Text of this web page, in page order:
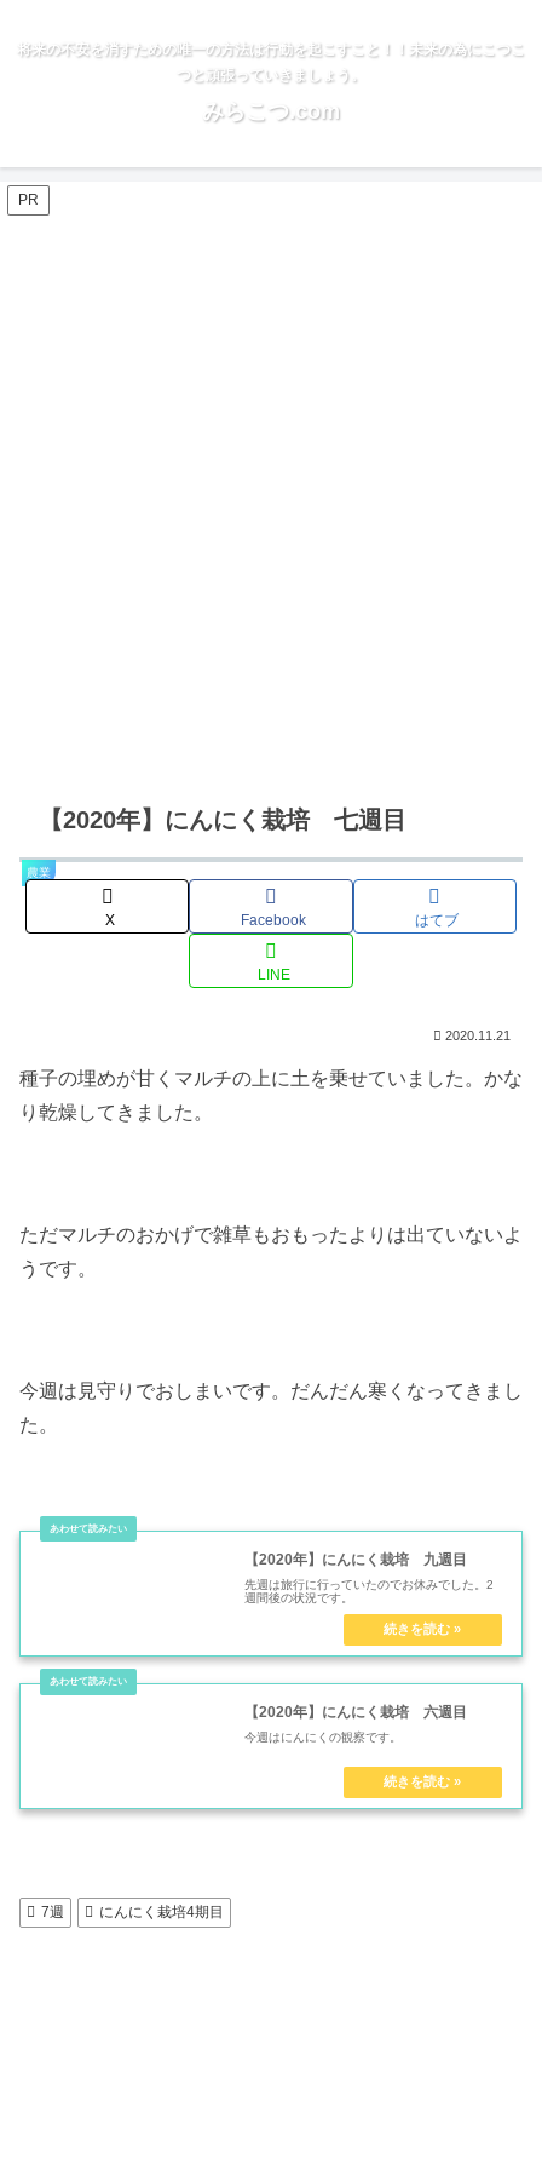
将来の不安を消すための唯一の方法は行動を起こすこと！！未来の為にこつこ
つと頑張っていきましょう。
みらこつ.com
PR
【2020年】にんにく栽培 七週目
農業
X Facebook はてブ
LINE
2020.11.21
種子の埋めが甘くマルチの上に土を乗せていました。かな
り乾燥してきました。
ただマルチのおかげで雑草もおもったよりは出ていないよ
うです。
今週は見守りでおしまいです。だんだん寒くなってきまし
た。
【2020年】にんにく栽培 九週目
先週は旅行に行っていたのでお休みでした。2
週間後の状況です。
【2020年】にんにく栽培 六週目
今週はにんにくの観察です。
7週 にんにく栽培4期目